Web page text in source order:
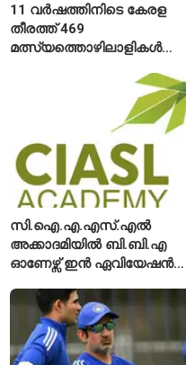
11 വർഷത്തിനിടെ കേരള
തീരത്ത് 469
മത്സ്യത്തൊഴിലാളികൾ
കാണാതായി, 47,773 പേരെ
സി.ഐ.എ.എസ്.എൽ
അക്കാദമിയിൽ ബി.ബി.എ
ഓണേഴ്സ് ഇൻ ഏവിയേഷൻ
ഈമാസം 12 വരെ